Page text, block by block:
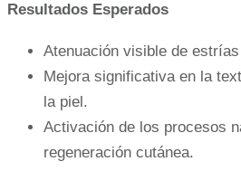
Resultados Esperados
Atenuación visible de
Mejora significativa en la
la piel.
Activación de los procesos
regeneración cutánea.